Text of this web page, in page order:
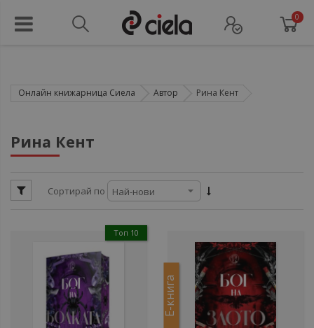
0
Онлайн книжарница Сиела Автор Рина Кент
Рина Кент
Сортирай по
Топ 10
Е-книга